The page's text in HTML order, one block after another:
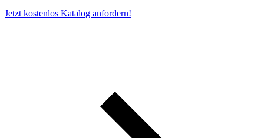
Jetzt kostenlos Katalog anfordern!